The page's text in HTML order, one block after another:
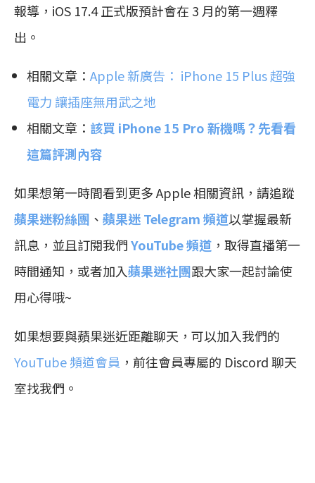
報導，iOS 17.4 正式版預計會在 3 月的第一週釋
出。
相關文章： Apple 新廣告： iPhone 15 Plus 超強
電力 讓插座無用武之地
相關文章： 該買 iPhone 15 Pro 新機嗎？先看看
這篇評測內容
如果想第一時間看到更多 Apple 相關資訊，請追蹤
蘋果迷粉絲團 、 蘋果迷 Telegram 頻道以掌握最新
訊息，並且訂閱我們YouTube 頻道 ，取得直播第一
時間通知，或者加入蘋果迷社團跟大家一起討論使
用心得哦~
如果想要與蘋果迷近距離聊天，可以加入我們的
YouTube 頻道會員 ，前往會員專屬的 Discord 聊天
室找我們。